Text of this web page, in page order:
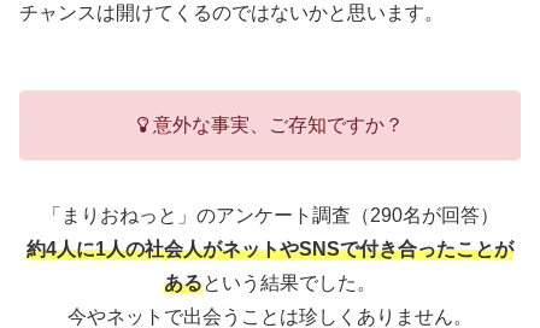
チャンスは開けてくるのではないかと思います。
意外な事実、ご存知ですか？
「まりおねっと」のアンケート調査（290名が回答）
約4人に1人の社会人がネットやSNSで付き合ったことが
あるという結果でした。
今やネットで出会うことは珍しくありません。